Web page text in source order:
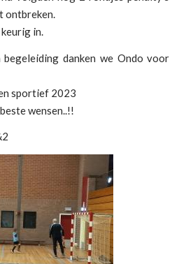
ontbreken.
in.
begeleiding danken we Ondo voor
sportief 2023
wensen..!!